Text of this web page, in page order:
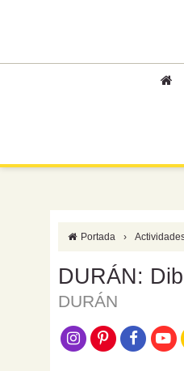
Portada ›
DURÁN:
DURÁN